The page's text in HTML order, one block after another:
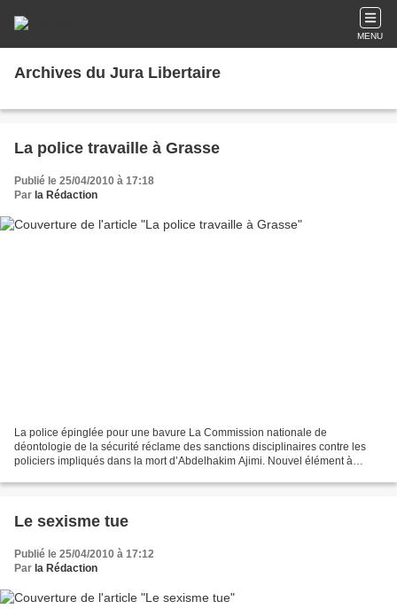
MENU
Archives du Jura Libertaire
La police travaille à Grasse
Publié le 25/04/2010 à 17:18
Par la Rédaction
La police épinglée pour une bavure La Commission nationale de
déontologie de la sécurité réclame des sanctions disciplinaires contre les
policiers impliqués dans la mort d’Abdelhakim Ajimi. Nouvel élément à
Le sexisme tue
Publié le 25/04/2010 à 17:12
Par la Rédaction